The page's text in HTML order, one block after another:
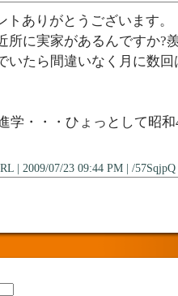
トありがとうございます。
所に実家があるんですか?
いたら間違いなく月に数
学・・・ひょっとして昭
| 2009/07/23 09:44 PM | /57SqjpQ